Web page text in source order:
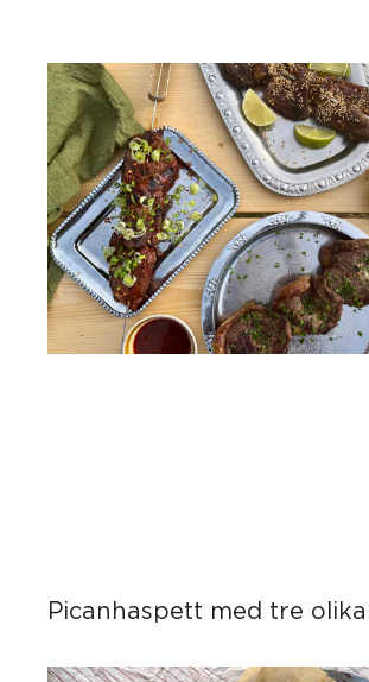
Picanhaspett med tre